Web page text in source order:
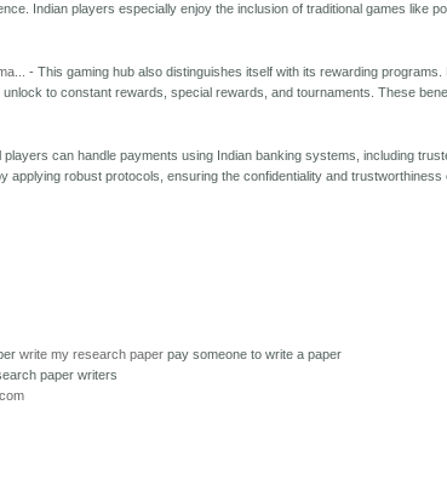
Indian players especially enjoy the inclusion of traditional games like
- This gaming hub also distinguishes itself with its rewarding programs.
to constant rewards, special rewards, and tournaments. These
can handle payments using Indian banking systems, including
applying robust protocols, ensuring the confidentiality and trustworthiness
write my research paper pay someone to write a paper
paper writers